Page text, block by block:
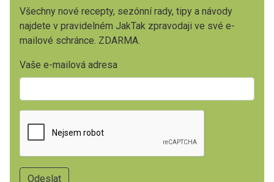
Všechny nové recepty, sezónní rady, tipy a návody
najdete v pravidelném JakTak zpravodaji ve své e-
mailové schránce. ZDARMA.
Vaše e-mailová adresa